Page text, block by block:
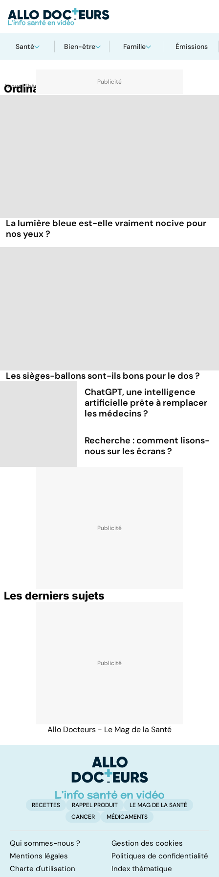
Santé Bien-être Famille Émissions
AccueilThématiques
Ordinateur
La lumière bleue est-elle vraiment nocive pour
nos yeux ?
Les sièges-ballons sont-ils bons pour le dos ?
ChatGPT, une intelligence
artificielle prête à remplacer
les médecins ?
Recherche : comment lisons-
nous sur les écrans ?
Les derniers sujets
Allo Docteurs - Le Mag de la Santé
RECETTES RAPPEL PRODUIT
LE MAG DE LA SANTÉ
CANCER
MÉDICAMENTS
Qui sommes-nous ?
Gestion des cookies
Mentions légales
Politiques de confidentialité
Charte d'utilisation
Index thématique